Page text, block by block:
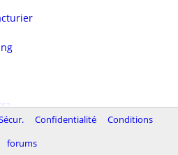
Confidentialité
Conditions
forums